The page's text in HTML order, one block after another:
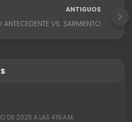
ANTIGUOS
ANTECEDENTE VS. SARMIENTO
DE 2025 A LAS 4:19 A.M.